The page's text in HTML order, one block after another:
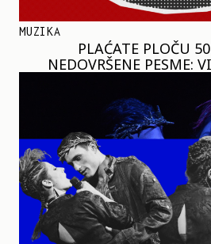
MUZIKA
PLAĆATE PLOČU
NEDOVRŠENE PESME: